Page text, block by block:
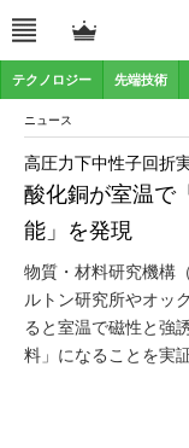
テクノロジー 先端技術
ニュース
酸化銅が室温で
能」を発現
高圧力下中性子回折
物質・材料研究機構
ルトン研究所やオッ
ると室温で磁性と強
料」になることを実